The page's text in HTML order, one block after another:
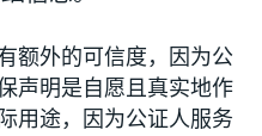
额外的可信度，因为公
声明是自愿且真实地作
用途，因为公证人服务